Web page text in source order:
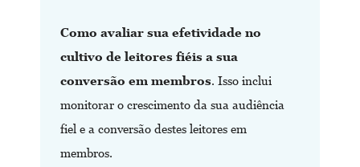
Como avaliar sua efetividade no
cultivo de leitores fiéis a sua
conversão em membros. Isso inclui
monitorar o crescimento da sua audiência
fiel e a conversão destes leitores em
membros.